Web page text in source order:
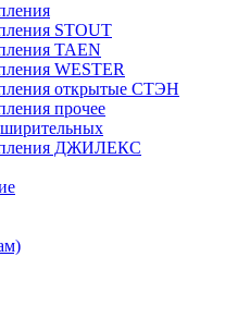
STOUT
TAEN
WESTER
открытые СТЭН
прочее
ДЖИЛЕКС